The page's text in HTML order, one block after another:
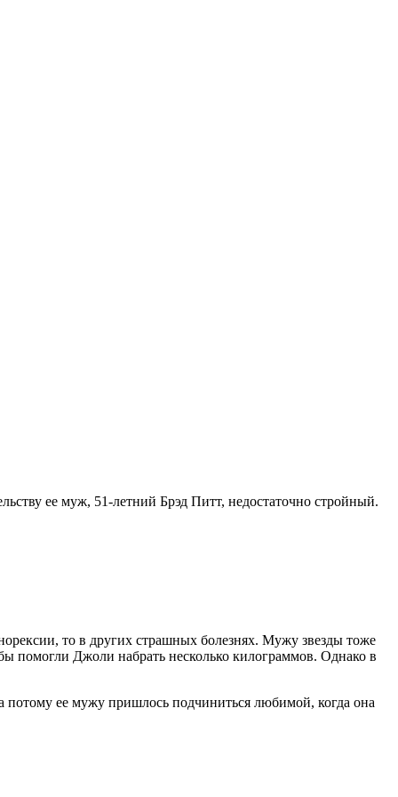
ее муж, 51-летний Брэд Питт, недостаточно стройный.
то в других страшных болезнях. Мужу звезды тоже
помогли Джоли набрать несколько килограммов. Однако в
ее мужу пришлось подчиниться любимой, когда она